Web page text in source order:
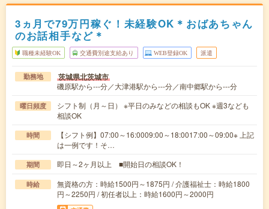
3ヵ月で79万円稼ぐ！未経験OK＊おばあちゃん
のお話相手など＊
職種未経験OK 交通費別途支給あり WEB登録OK 派遣
勤務地 茨城県北茨城市
磯原駅から---分／大津港駅から---分／南中郷駅から---分
曜日頻度
シフト制（月～日） ※平日のみなどの相談もOK ※週3なども
相談OK
時間
【シフト例】07:00～16:0009:00～18:0017:00～09:00※ 上記
は一例です！そ…
期間 即日～2ヶ月以上 ■開始日の相談OK！
時給
無資格の方：時給1500円～1875円 / 介護福祉士：時給1800
円～2250円 / 初任者以上：時給1600円～2000円